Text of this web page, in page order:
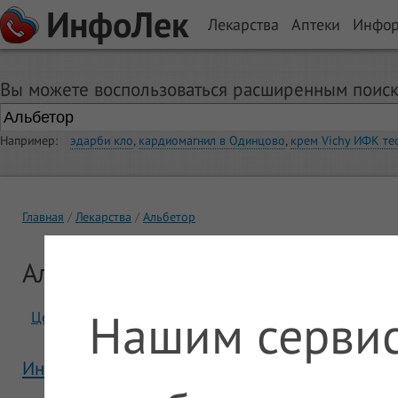
ИнфоЛек Лекарства Аптеки
Вы можете воспользоваться расширенным
Например: эдарби кло, кардиомагнил в Одинцово, крем Vichy ИФК
Главная Лекарства Альбетор
Альбетор
Цены Отзывы
Инструкция Альбетор
Нашим